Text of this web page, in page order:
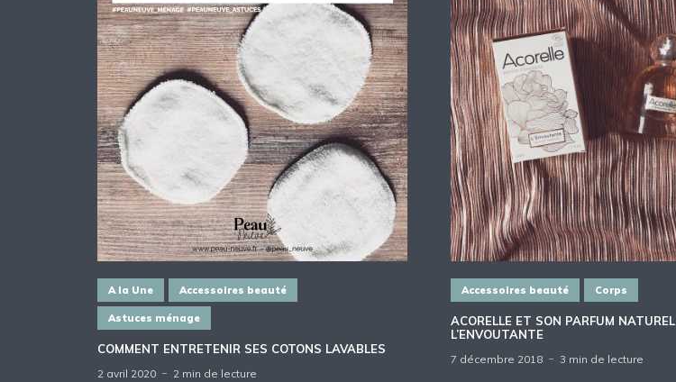
A la Une Accessoires beauté
Astuces ménage
COMMENT ENTRETENIR SES COTONS LAVABLES
2 avril 2020 2 min de lecture
Accessoires beauté Corps
ACORELLE ET SON PARFUM NATUREL
L’ENVOUTANTE
7 décembre 2018 3 min de lecture